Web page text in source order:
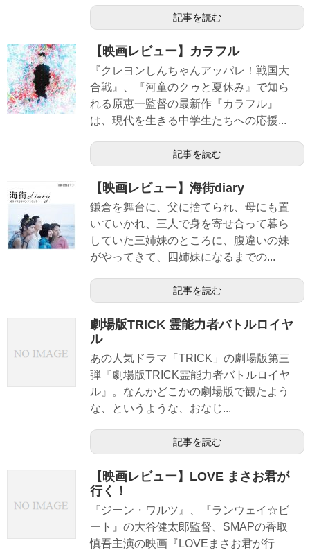
記事を読む
【映画レビュー】カラフル
『クレヨンしんちゃんアッパレ！戦国大
合戦』、『河童のクゥと夏休み』で知ら
れる原恵一監督の最新作『カラフル』
は、現代を生きる中学生たちへの応援...
記事を読む
【映画レビュー】海街diary
鎌倉を舞台に、父に捨てられ、母にも置
いていかれ、三人で身を寄せ合って暮ら
していた三姉妹のところに、腹違いの妹
がやってきて、四姉妹になるまでの...
記事を読む
劇場版TRICK 霊能力者バトルロイヤ
ル
あの人気ドラマ「TRICK」の劇場版第三
弾『劇場版TRICK霊能力者バトルロイヤ
ル』。なんかどこかの劇場版で観たよう
な、というような、おなじ...
記事を読む
【映画レビュー】LOVE まさお君が
行く！
『ジーン・ワルツ』、『ランウェイ☆ビ
ート』の大谷健太郎監督、SMAPの香取
慎吾主演の映画『LOVEまさお君が行